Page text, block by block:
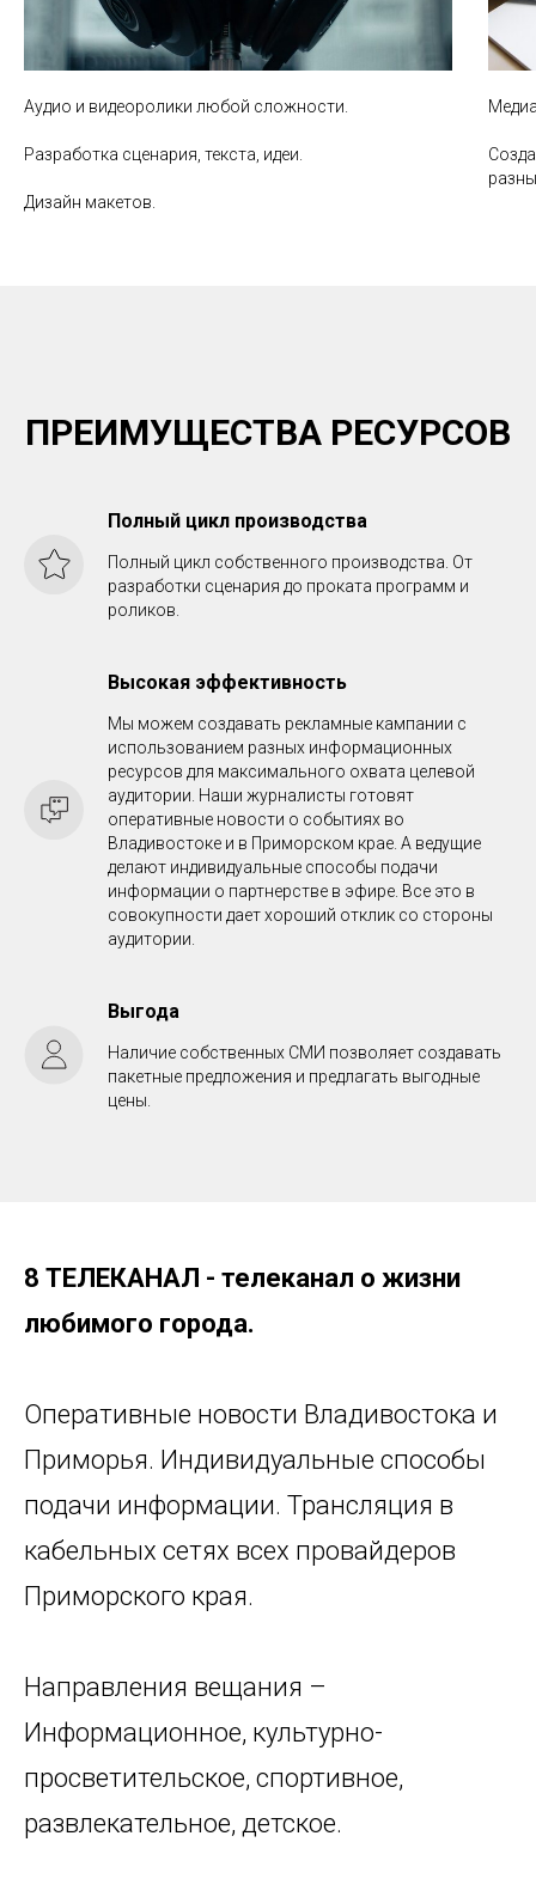
Аудио и видеоролики любой сложности.
Разработка сценария, текста, идеи.
Дизайн макетов.
ПРЕИМУЩЕСТВА РЕСУРСОВ
Полный цикл производства
Полный цикл собственного производства. От
разработки сценария до проката программ и
роликов.
Высокая эффективность
Мы можем создавать рекламные кампании с
использованием разных информационных
ресурсов для максимального охвата целевой
аудитории. Наши журналисты готовят
оперативные новости о событиях во
Владивостоке и в Приморском крае. А ведущие
делают индивидуальные способы подачи
информации о партнерстве в эфире. Все это в
совокупности дает хороший отклик со стороны
аудитории.
Выгода
Наличие собственных СМИ позволяет создавать
пакетные предложения и предлагать выгодные
цены.
8 ТЕЛЕКАНАЛ - телеканал о жизни
любимого города.
Оперативные новости Владивостока и
Приморья. Индивидуальные способы
подачи информации. Трансляция в
кабельных сетях всех провайдеров
Приморского края.
Направления вещания –
Информационное, культурно-
просветительское, спортивное,
развлекательное, детское.